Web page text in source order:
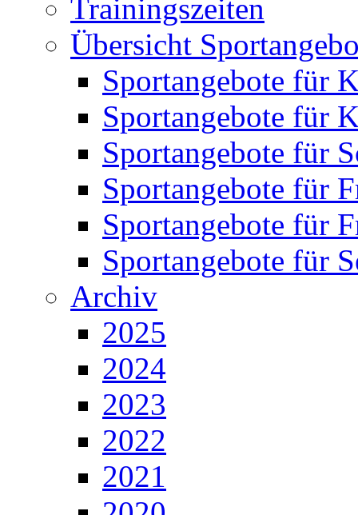
Trainingszeiten
Übersicht
Sportangebote für
Sportangebote für
Sportangebote für
Sportangebote für
Sportangebote für
Sportangebote für
Archiv
2025
2024
2023
2022
2021